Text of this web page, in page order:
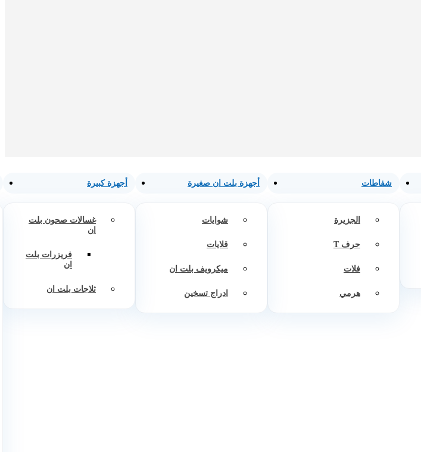
شفاطات
الجزيرة
حرف T
فلات
هرمي
أجهزة بلت ان صغيرة
شوايات
قلايات
ميكرويف بلت ان
ادراج تسخين
أجهزة كبيرة
غسالات صحون بلت
ان
فريزرات بلت
ان
ثلاجات بلت ان